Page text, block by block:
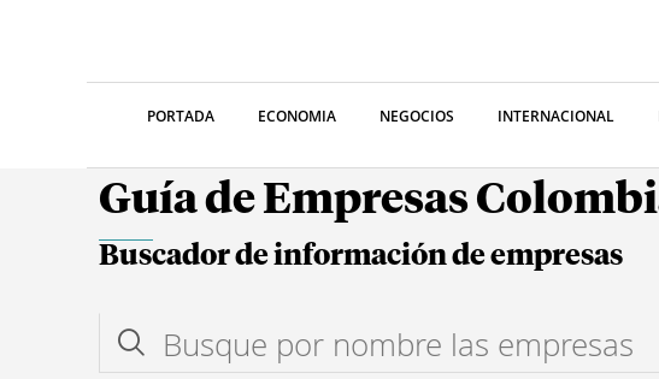
PORTADA ECONOMIA NEGOCIOS INTERNACIONAL
Guía de Empresas
Buscador de información de empresas